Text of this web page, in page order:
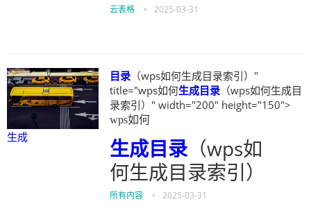
云表格 • 2025-03-31
生成
目录 （wps如何生成目录索引）"
title="wps如何生成目录 （wps如何生成目
录索引）" width="200" height="150">
wps如何
生成目录（wps如
何生成目录索引）
所有内容 • 2025-03-31